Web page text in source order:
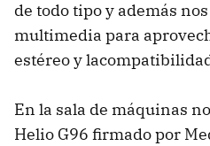
de todo tipo y además
multimedia para
estéreo y
En la sala de máquinas
Helio G96 firmado por